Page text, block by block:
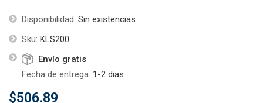
Disponibilidad: Sin existencias
Sku: KLS200
Envío gratis
Fecha de entrega: 1-2 dias
$506.89